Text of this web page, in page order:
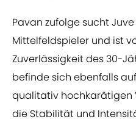
Pavan zufolge sucht
Mittelfeldspieler und ist
Zuverlässigkeit des 30-
befinde sich ebenfalls
qualitativ hochkarätigen
die Stabilität und